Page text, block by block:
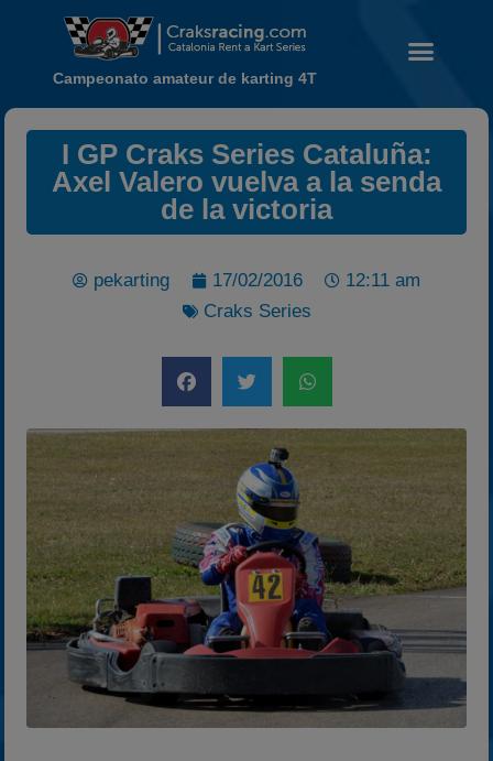
Noticias
Calendario
Temporadas anteriores
2022
2023
2024
2025
Estadísticas
Preguntas Frecuentes
Campeonato amateur de karting 4T
I GP Craks Series Cataluña:
Axel Valero vuelva a la senda
de la victoria
pekarting 17/02/2016
12:11 am
Craks Series